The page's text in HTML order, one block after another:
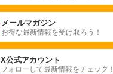
メールマガジン
お得な最新情報を受け取ろう！
X公式アカウント
フォローして最新情報をチェック！